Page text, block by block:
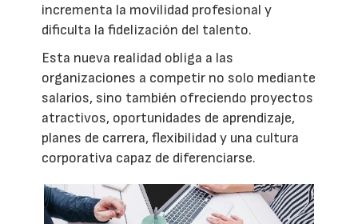
incrementa la movilidad profesional y
dificulta la fidelización del talento.
Esta nueva realidad obliga a las
organizaciones a competir no solo mediante
salarios, sino también ofreciendo proyectos
atractivos, oportunidades de aprendizaje,
planes de carrera, flexibilidad y una cultura
corporativa capaz de diferenciarse.